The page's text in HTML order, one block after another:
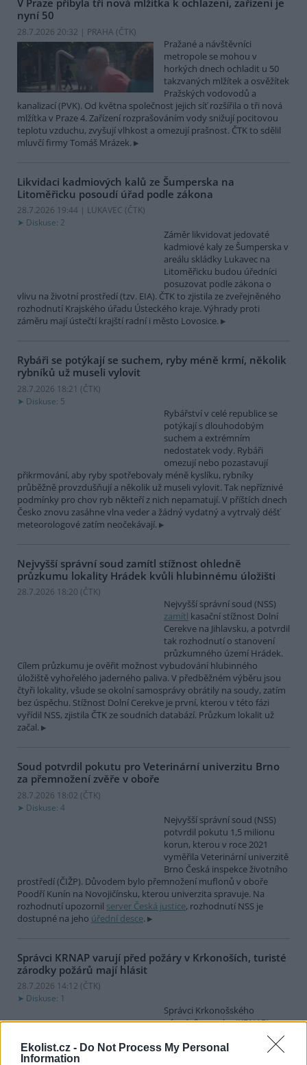
Ekolist.cz - Do Not Process My Personal
Information
V Praze přibyla tři nová mlžítka k ochlazení, zařízení je
nyní 50
28.7.2026 20:32 | PRAHA (ČTK)
Pražané a návštěvníci
metropole se mohou v
horkých dnech ochladit u 50
takzvaných mlžítek a osvěžítek
Pražských vodovodů a
kanalizací (PVK). Od května společnost jejich síť rozšířila o tři nová
mlžítka v Praze 4. Zařízení rozprašováním vody snižují pocitovou
teplotu vzduchu, zvyšují vlhkost a omezují prašnost. ČTK to sdělil
mluvčí firmy Tomáš Mrázek.
Likvidaci kadmiových kalů ze Šumperska na
Litoměřicku posoudí úřad podle zákona
28.7.2026 19:44 | LUKAVEC (ČTK)
Diskuse: 2
Záměr likvidovat jedovaté
kadmiové kaly ze Šumperska v
areálu skládky Lukavec na
Litoměřicku budou úředníci
posuzovat podle zákona o
vlivu na životní prostředí (tzv. EIA). ČTK to zjistila ze zveřejněného
rozhodnutí Krajského úřadu Ústeckého kraje. Výhrady proti
záměru mají ústečtí krajští radní i město Lovosice.
Rybáři se potýkají se suchem, ryby méně krmí, několik
rybníků už museli vylovit
28.7.2026 18:21 (ČTK)
Diskuse: 5
Rybářství v celé republice se
potýkají s dlouhodobým
suchem a extrémním
nedostatek vody. Rybáři
omezují nebo pozastavují
přikrmování, aby ryby spotřebovaly méně kyslíku, rybníky
průběžně provzdušňují a několik už museli vylovit. Tak nepříznivé
podmínky pro chov ryb někteří z nich nepamatují. V příštích dnech
Česko znovu zasáhne vlna veder a žádný vydatný a vytrvalý déšť
meteorologové zatím neočekávají.
Nejvyšší správní soud zamítl stížnost ohledně
průzkumu lokality Hrádek kvůli hlubinnému úložišti
28.7.2026 18:20 (ČTK)
Nejvyšší správní soud (NSS)
zamítl kasační stížnost Dolní
Cerekve na Jihlavsku, a potvrdil
tak rozhodnutí o stanovení
průzkumného území Hrádek.
Cílem průzkumu je ověřit možnost vybudování hlubinného
úložiště vyhořelého jaderného paliva. V předběžném výběru jsou
čtyři lokality, všude se okolní samosprávy obrátily na soudy, zatím
bez úspěchu. Stížnost Dolní Cerekve je první, kterou v této fázi
vyřídil NSS, zjistila ČTK ze soudních databází. Průzkum lokalit už
začal.
Soud potvrdil pokutu pro Veterinární univerzitu Brno
za přemnožení zvěře v oboře
28.7.2026 18:02 (ČTK)
Diskuse: 4
Nejvyšší správní soud (NSS)
potvrdil pokutu 1,5 milionu
korun, kterou v roce 2021
vyměřila Veterinární univerzitě
Brno Česká inspekce životního
prostředí (ČIŽP). Důvodem bylo přemnožení muflonů v oboře
Poodří Kunín na Novojičínsku, kterou univerzita spravuje. Na
rozhodnutí upozornil server Česká justice, rozhodnutí NSS je
dostupné na jeho úřední desce.
Správci KRNAP varují před požáry v Krkonoších, turisté
zárodky požárů mají hlásit
28.7.2026 14:12 (ČTK)
Diskuse: 1
Správci Krkonošského
národního parku (KRNAP)
vyzývají návštěvníky Krkonoš,
aby ihned hlásili jakýkoli